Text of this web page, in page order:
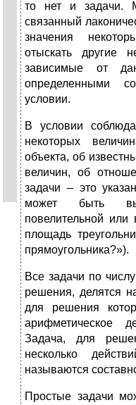
то нет и задачи.
связанный
значения
отыскать другие
зависимые от
определенными
условии.
В условии
некоторых
объекта, об
величин, об
задачи – это
может быть
повелительной
площадь
прямоугольника?»).
Все задачи по
решения, делятся
для решения
арифметическое
Задача, для
несколько
называются
Простые задачи